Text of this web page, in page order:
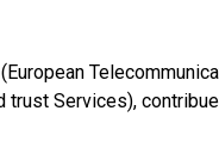
trust Services),